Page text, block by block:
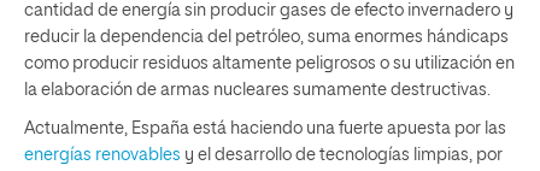
cantidad de energía sin producir gases de efecto invernadero y
reducir la dependencia del petróleo, suma enormes hándicaps
como producir residuos altamente peligrosos o su utilización en
la elaboración de armas nucleares sumamente destructivas.
Actualmente, España está haciendo una fuerte apuesta por las
energías renovables y el desarrollo de tecnologías limpias, por